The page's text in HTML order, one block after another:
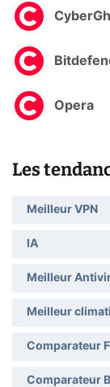
Opera
Les
Meilleur VPN
IA
Meilleur
Meilleur
Comparateur
Comparateur